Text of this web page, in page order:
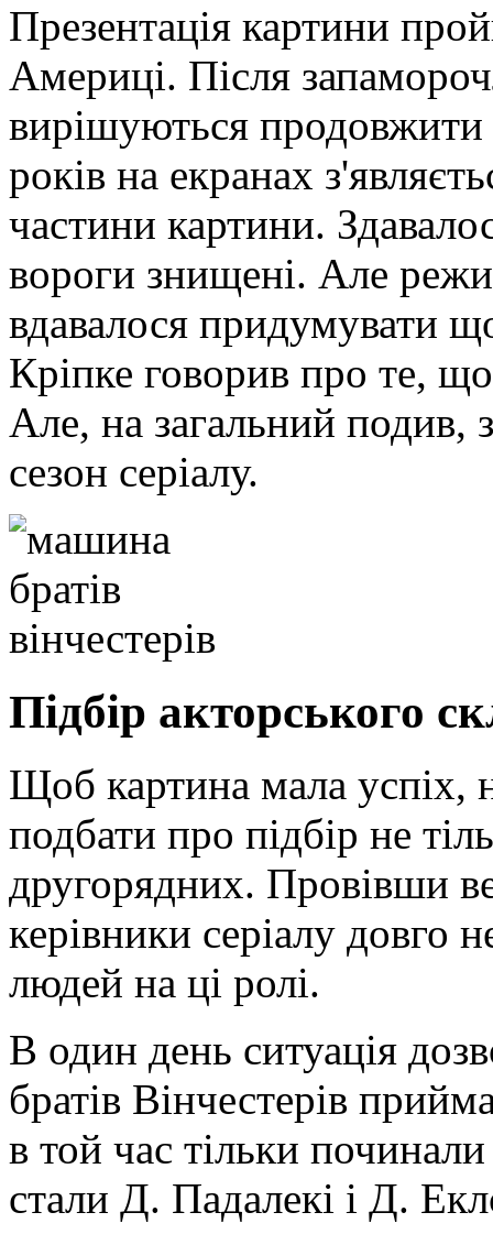
Презентація картини
Америці. Після
вирішуються продовжити
років на екранах
частини картини.
вороги знищені. Але
вдавалося придумувати
Кріпке говорив про те,
Але, на загальний подив,
сезон серіалу.
Підбір акторського
Щоб картина мала успіх,
подбати про підбір не
другорядних. Провівши
керівники серіалу довго
людей на ці ролі.
В один день ситуація
братів Вінчестерів
в той час тільки
стали Д. Падалекі і Д.